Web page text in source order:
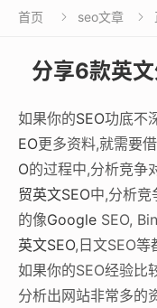
首页  seo文章 
分享6款英
如果你的SEO功底不
EO更多资料,就需要
O的过程中,分析竞争
贸英文SEO中,分析竞
的像Google SEO,
英文SEO,日文SEO等
如果你的SEO经验比
分析出网站非常多的